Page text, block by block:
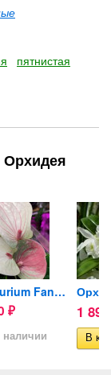
пятнистая
Орхидея
Anthurium Fantasy Love
₽
наличии
1